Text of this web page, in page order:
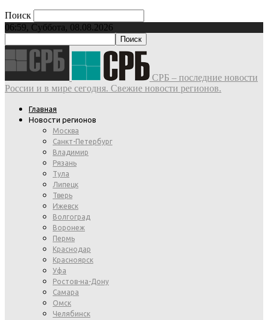
Поиск
06:59, Суббота, 08.08.2026
СРБ – последние новости
России и в мире сегодня. Свежие новости регионов.
Главная
Новости регионов
Москва
Санкт-Петербург
Владимир
Рязань
Тула
Липецк
Тверь
Ижевск
Волгоград
Воронеж
Пермь
Краснодар
Красноярск
Уфа
Ростов-на-Дону
Самара
Омск
Челябинск